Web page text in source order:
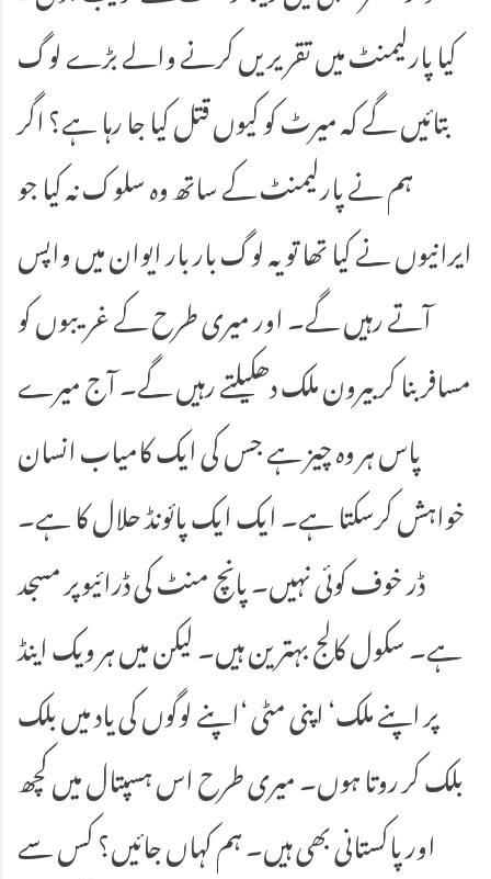
کیا پارلیمنٹ میں تقریریں کرنے والے بڑے لوگ
بتائیں گے کہ میرٹ کو کیوں قتل کیا جا رہا ہے؟ اگر
ہم نے پارلیمنٹ کے ساتھ وہ سلوک نہ کیا جو
ایرانیوں نے کیا تھا تو یہ لوگ بار بار ایوان میں واپس
آتے رہیں گے۔ اور میری طرح کے غریبوں کو
مسافر بنا کر بیرون ملک دھکیلتے رہیں گے۔ آج میرے
پاس ہر وہ چیز ہے جس کی ایک کامیاب انسان
خواہش کرسکتا ہے۔ ایک ایک پائونڈ حلال کا ہے۔
ڈر خوف کوئی نہیں۔ پانچ منٹ کی ڈرائیوپر مسجد
ہے۔ سکول کالج بہترین ہیں۔ لیکن میں ہر ویک اینڈ
پر اپنے ملک‘ اپنی مٹی ‘اپنے لوگوں کی یاد میں بلک
بلک کر روتا ہوں۔ میری طرح اس ہسپتال میں کچھ
اور پاکستانی بھی ہیں۔ ہم کہاں جائیں؟ کس سے